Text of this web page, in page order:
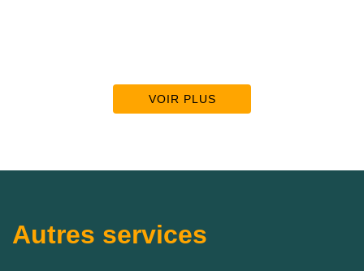
VOIR PLUS
Autres services